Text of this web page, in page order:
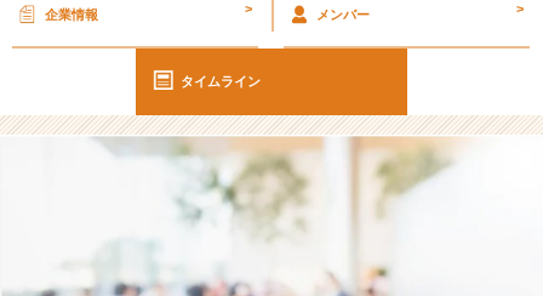
伝
え
い、“今”か
ら
で
も
な
企業情報 > メンバー >
タイムライン